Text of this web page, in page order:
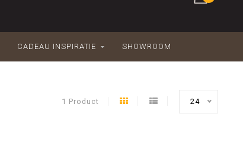
CADEAU INSPIRATIE SHOWROOM
1 Product 24